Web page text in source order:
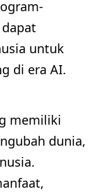
untuk
di era AI.
memiliki
dunia,